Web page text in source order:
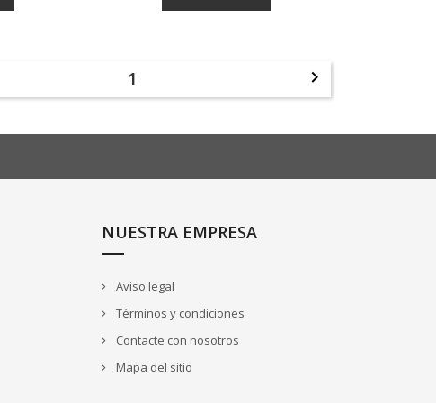
1 
NUESTRA EMPRESA
Aviso legal
Términos y condiciones
Contacte con nosotros
Mapa del sitio